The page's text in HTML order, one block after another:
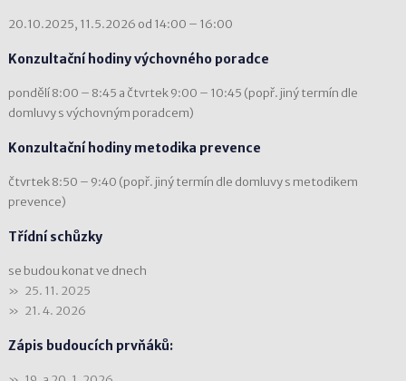
20.10.2025, 11.5.2026 od 14:00 – 16:00
Konzultační hodiny výchovného poradce
pondělí 8:00 – 8:45 a čtvrtek 9:00 – 10:45 (popř. jiný termín dle
domluvy s výchovným poradcem)
Konzultační hodiny metodika prevence
čtvrtek 8:50 – 9:40 (popř. jiný termín dle domluvy s metodikem
prevence)
Třídní schůzky
se budou konat ve dnech
25. 11. 2025
21. 4. 2026
Zápis budoucích prvňáků: